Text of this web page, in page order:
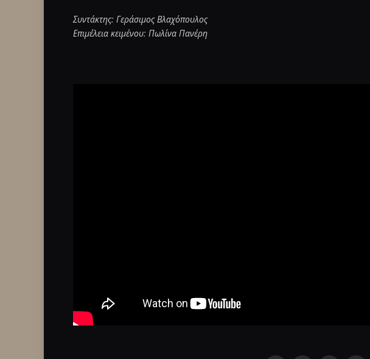
Συντάκτης: Γεράσιμος Βλαχόπουλος
Επιμέλεια κειμένου: Πωλίνα Πανέρη